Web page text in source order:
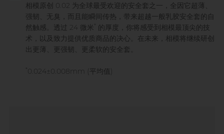
相模原创 0.02 为全球最受欢迎的安全套之一，全因它超薄、
强韧、无臭，而且能瞬间传热，带来超越一般乳胶安全套的自
然触感。透过 24 微米 的厚度，你将感受到相模最顶尖的技
术，以及致力提供优质商品的决心。在未来，相模将继续研创
出更薄、更强韧、更柔软的安全套。
0.024±0.008mm (平均值)